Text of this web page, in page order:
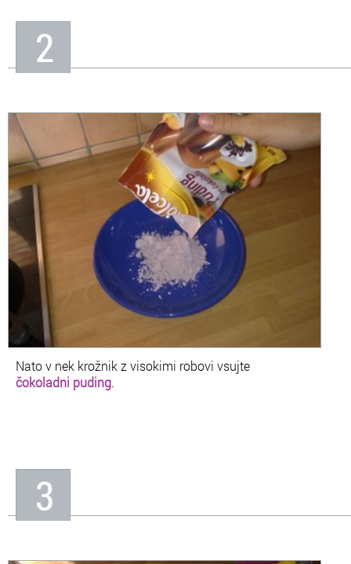
2
Nato v nek krožnik z visokimi robovi vsujte
čokoladni puding.
3